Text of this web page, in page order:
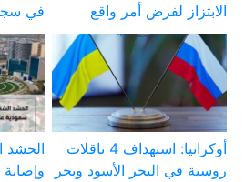
الابتزاز لفرض أمر واقع
في
أوكرانيا: استهداف 4 ناقلات
روسية في البحر الأسود وبحر